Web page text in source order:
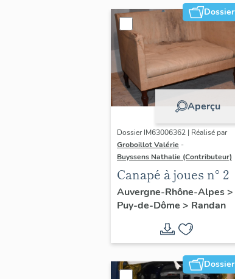
Dossier
Aperçu
Dossier IM63006362 | Réalisé par
Groboillot Valérie -
Buyssens Nathalie (Contributeur)
Canapé à joues n° 2
Auvergne-Rhône-Alpes>
Puy-de-Dôme > Randan
Dossier